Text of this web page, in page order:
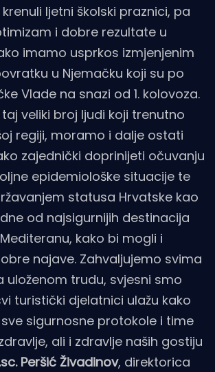
ljetni školski praznici, pa
i dobre rezultate u
imamo usprkos izmjenjenim
u Njemačku koji su po
Vlade na snazi od 1. kolovoza.
veliki broj ljudi koji trenutno
regiji, moramo i dalje ostati
zajednički doprinijeti očuvanju
epidemiološke situacije te
statusa Hrvatske kao
od najsigurnijih destinacija
kako bi mogli i
najave. Zahvaljujemo svima
uloženom trudu, svjesni smo
turistički djelatnici ulažu kako
sigurnosne protokole i time
ali i zdravlje naših gostiju
Peršić Živadinov, direktorica